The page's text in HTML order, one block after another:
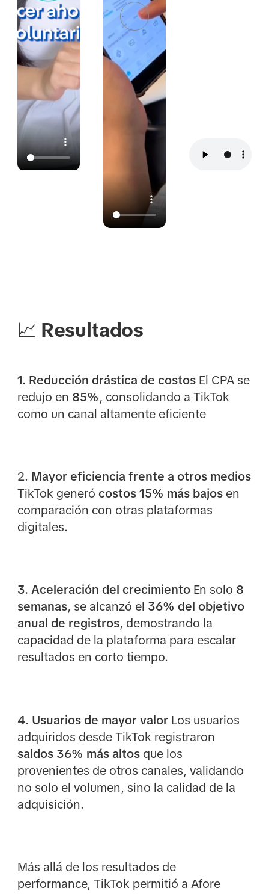
📈 Resultados
1. Reducción drástica de costosEl CPA se
redujo en 85%, consolidando a TikTok
como un canal altamente eficiente
2. Mayor eficiencia frente a otros medios
TikTok generó costos 15% más bajosen
comparación con otras plataformas
digitales.
3. Aceleración del crecimientoEn solo 8
semanas, se alcanzó el 36% del objetivo
anual de registros, demostrando la
capacidad de la plataforma para escalar
resultados en corto tiempo.
4. Usuarios de mayor valor Los usuarios
adquiridos desde TikTok registraron
saldos 36% más altosque los
provenientes de otros canales, validando
no solo el volumen, sino la calidad de la
adquisición.
Más allá de los resultados de
performance, TikTok permitió a Afore